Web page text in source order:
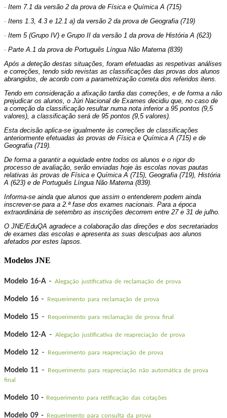
· Item 7.1 da versão 2 da prova de Física e Química A (715)
· Itens 1.3, 4.3 e 12.1 a) da versão 2 da prova de Geografia (719)
· Item 5 (Grupo IV) e Grupo II da versão 1 da prova de História A (623)
· Parte A.1 da prova de Português Língua Não Materna (839)
Após a deteção destas situações, foram efetuadas as respetivas análises
e correções, tendo sido revistas as classificações das provas dos alunos
abrangidos, de acordo com a parametrização correta dos referidos itens.
Tendo em consideração a afixação tardia das correções, e de forma a não
prejudicar os alunos, o Júri Nacional de Exames decidiu que, no caso de
a correção da classificação resultar numa nota inferior a 95 pontos (9,5
valores), a classificação será de 95 pontos (9,5 valores).
Esta decisão aplica-se igualmente às correções de classificações
anteriormente efetuadas às provas de Física e Química A (715) e de
Geografia (719).
De forma a garantir a equidade entre todos os alunos e o rigor do
processo de avaliação, serão enviadas hoje às escolas novas pautas
relativas às provas de Física e Química A (715), Geografia (719), História
A (623) e de Português Língua Não Materna (839).
Informa-se ainda que alunos que assim o entenderem podem ainda
inscrever-se para a 2.ª fase dos exames nacionais. Para a época
extraordinária de setembro as inscrições decorrem entre 27 e 31 de julho.
O JNE/EduQA agradece a colaboração das direções e dos secretariados
de exames das escolas e apresenta as suas desculpas aos alunos
afetados por estes lapsos.
Modelos JNE
Modelo 16-A - Alegação justificativa de reclamação de prova
Modelo 16 - Requerimento para reclamação de prova
Modelo 15 - Requerimento para reclamação de prova final
Modelo 12-A - Alegação justificativa de reapreciação de prova
Modelo 12 - Requerimento para reapreciação de prova
Modelo 11 -
Requerimento para reapreciação não automática de prova
final
Modelo 10 - Requerimento para retificação das cotações
Modelo 09 - Requerimento para consulta da prova